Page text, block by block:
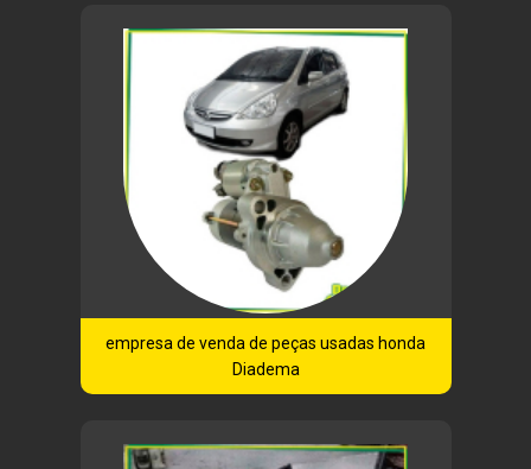
empresa de venda de peças usadas honda
Diadema